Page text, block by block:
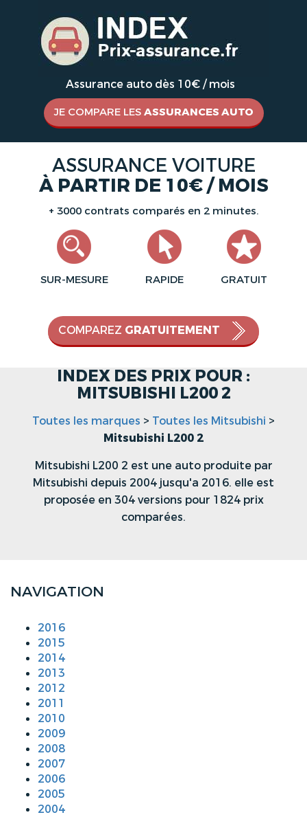
Assurance auto dès 10€ / mois
JE COMPARE LES ASSURANCES AUTO
ASSURANCE VOITURE
À PARTIR DE 10€ / MOIS
+ 3000 contrats comparés en 2 minutes.
SUR-MESURE RAPIDE GRATUIT
COMPAREZ GRATUITEMENT
INDEX DES PRIX POUR :
MITSUBISHI L200 2
Toutes les marques > Toutes les Mitsubishi >
Mitsubishi L200 2
Mitsubishi L200 2 est une auto produite par
Mitsubishi depuis 2004 jusqu'a 2016. elle est
proposée en 304 versions pour 1824 prix
comparées.
NAVIGATION
2016
2015
2014
2013
2012
2011
2010
2009
2008
2007
2006
2005
2004